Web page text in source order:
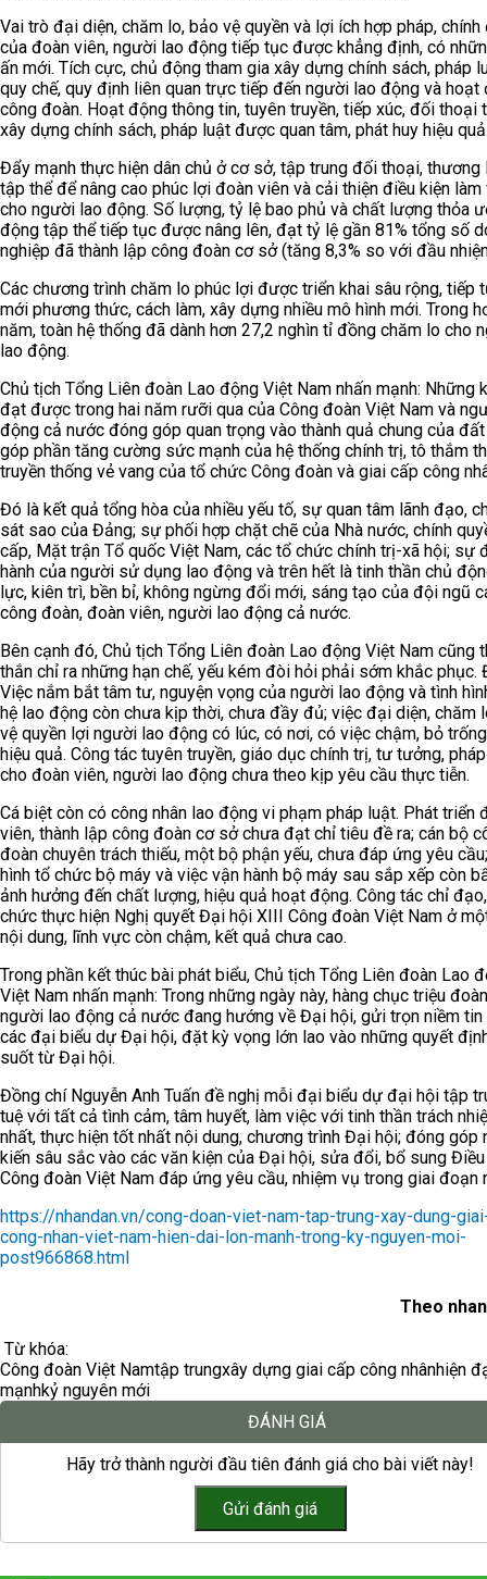
Vai trò đại diện, chăm lo, bảo vệ quyền và lợi ích hợp pháp, chính
của đoàn viên, người lao động tiếp tục được khẳng định, có
ấn mới. Tích cực, chủ động tham gia xây dựng chính sách, pháp
quy chế, quy định liên quan trực tiếp đến người lao động và hoạt
công đoàn. Hoạt động thông tin, tuyên truyền, tiếp xúc, đối thoại
xây dựng chính sách, pháp luật được quan tâm, phát huy hiệu
Đẩy mạnh thực hiện dân chủ ở cơ sở, tập trung đối thoại, thương
tập thể để nâng cao phúc lợi đoàn viên và cải thiện điều kiện làm
cho người lao động. Số lượng, tỷ lệ bao phủ và chất lượng thỏa
động tập thể tiếp tục được nâng lên, đạt tỷ lệ gần 81% tổng số
nghiệp đã thành lập công đoàn cơ sở (tăng 8,3% so với đầu
Các chương trình chăm lo phúc lợi được triển khai sâu rộng, tiếp
mới phương thức, cách làm, xây dựng nhiều mô hình mới. Trong
năm, toàn hệ thống đã dành hơn 27,2 nghìn tỉ đồng chăm lo cho
lao động.
Chủ tịch Tổng Liên đoàn Lao động Việt Nam nhấn mạnh: Những
đạt được trong hai năm rưỡi qua của Công đoàn Việt Nam và
động cả nước đóng góp quan trọng vào thành quả chung của
góp phần tăng cường sức mạnh của hệ thống chính trị, tô thắm
truyền thống vẻ vang của tổ chức Công đoàn và giai cấp công
Đó là kết quả tổng hòa của nhiều yếu tố, sự quan tâm lãnh đạo,
sát sao của Đảng; sự phối hợp chặt chẽ của Nhà nước, chính
cấp, Mặt trận Tổ quốc Việt Nam, các tổ chức chính trị-xã hội; sự
hành của người sử dụng lao động và trên hết là tinh thần chủ
lực, kiên trì, bền bỉ, không ngừng đổi mới, sáng tạo của đội ngũ
công đoàn, đoàn viên, người lao động cả nước.
Bên cạnh đó, Chủ tịch Tổng Liên đoàn Lao động Việt Nam cũng
thắn chỉ ra những hạn chế, yếu kém đòi hỏi phải sớm khắc phục.
Việc nắm bắt tâm tư, nguyện vọng của người lao động và tình
hệ lao động còn chưa kịp thời, chưa đầy đủ; việc đại diện, chăm
vệ quyền lợi người lao động có lúc, có nơi, có việc chậm, bỏ
hiệu quả. Công tác tuyên truyền, giáo dục chính trị, tư tưởng,
cho đoàn viên, người lao động chưa theo kịp yêu cầu thực tiễn.
Cá biệt còn có công nhân lao động vi phạm pháp luật. Phát triển
viên, thành lập công đoàn cơ sở chưa đạt chỉ tiêu đề ra; cán bộ
đoàn chuyên trách thiếu, một bộ phận yếu, chưa đáp ứng yêu
hình tổ chức bộ máy và việc vận hành bộ máy sau sắp xếp còn
ảnh hưởng đến chất lượng, hiệu quả hoạt động. Công tác chỉ
chức thực hiện Nghị quyết Đại hội XIII Công đoàn Việt Nam ở
nội dung, lĩnh vực còn chậm, kết quả chưa cao.
Trong phần kết thúc bài phát biểu, Chủ tịch Tổng Liên đoàn Lao
Việt Nam nhấn mạnh: Trong những ngày này, hàng chục triệu
người lao động cả nước đang hướng về Đại hội, gửi trọn niềm tin
các đại biểu dự Đại hội, đặt kỳ vọng lớn lao vào những quyết
suốt từ Đại hội.
Đồng chí Nguyễn Anh Tuấn đề nghị mỗi đại biểu dự đại hội tập
tuệ với tất cả tình cảm, tâm huyết, làm việc với tinh thần trách
nhất, thực hiện tốt nhất nội dung, chương trình Đại hội; đóng góp
kiến sâu sắc vào các văn kiện của Đại hội, sửa đổi, bổ sung
Công đoàn Việt Nam đáp ứng yêu cầu, nhiệm vụ trong giai đoạn
https://nhandan.vn/cong-doan-viet-nam-tap-trung-xay-dung-
cong-nhan-viet-nam-hien-dai-lon-manh-trong-ky-nguyen-moi-
post966868.html
Theo
Từ khóa:
Công đoàn Việt Namtập trungxây dựng giai cấp công nhânhiện
mạnhkỷ nguyên mới
ĐÁNH GIÁ
Hãy trở thành người đầu tiên đánh giá cho bài viết này!